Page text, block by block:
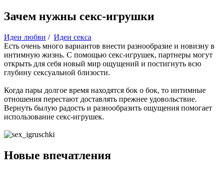
Зачем нужны секс-игрушки
Идеи любви / Идеи секса
Есть очень много вариантов внести разнообразие и новизну в
интимную жизнь. С помощью секс-игрушек, партнеры могут
открыть для себя новый мир ощущений и постигнуть всю
глубину сексуальной близости.
Когда пары долгое время находятся бок о бок, то интимные
отношения перестают доставлять прежнее удовольствие.
Вернуть былую радость и разнообразить ощущения помогает
использование секс-игрушек.
Новые впечатления